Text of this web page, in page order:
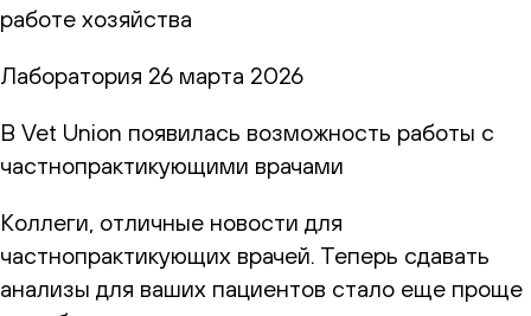
работе хозяйства
Лаборатория 26 марта 2026
В Vet Union появилась возможность работы с
частнопрактикующими врачами
Коллеги, отличные новости для
частнопрактикующих врачей. Теперь сдавать
анализы для ваших пациентов стало еще проще